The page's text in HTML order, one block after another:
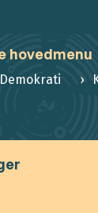
hovedmenu
Demokrati